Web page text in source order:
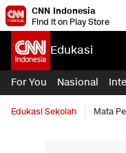
CNN Indonesia
Find it on Play Store
Edukasi
For You Nasional
Edukasi Sekolah Mata